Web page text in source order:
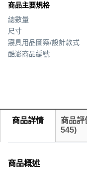
商品主要規格
總數量
尺寸
寢具用品圖案/設計款式
酷澎商品編號
商品詳情 商品評
545)
商品概述